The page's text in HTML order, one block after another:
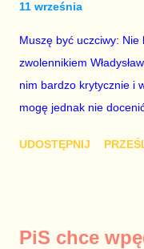
wyłącznie o jego
Zbigniewa Ziobry. W
władzy nad sądami, a
ma 90...
11 września
Muszę być uczciwy: Nie
zwolennikiem
nim bardzo krytycznie i
mogę jednak nie
błądzenia – przejrzał
Petru znany z
UDOSTĘPNIJ
PiS chce